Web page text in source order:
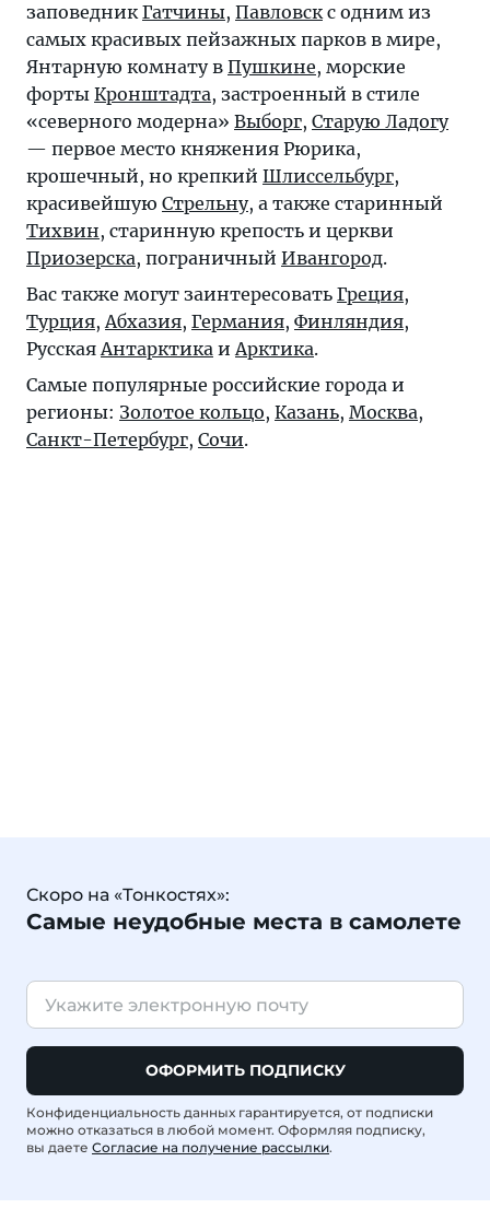
заповедникГатчины, Павловскс одним из
самых красивых пейзажных парков в мире,
Янтарную комнату в Пушкине, морские
форты Кронштадта, застроенный в стиле
«северного модерна» Выборг, Старую Ладогу
— первое место княжения Рюрика,
крошечный, но крепкий Шлиссельбург,
красивейшую Стрельну, а также старинный
Тихвин, старинную крепость и церкви
Приозерска, пограничный Ивангород.
Вас также могут заинтересовать Греция,
Турция,Абхазия, Германия, Финляндия,
РусскаяАнтарктика иАрктика.
Самые популярные российские города и
регионы: Золотое кольцо, Казань, Москва,
Санкт-Петербург, Сочи.
Скоро на «Тонкостях»:
Самые неудобные места в самолете
ОФОРМИТЬ ПОДПИСКУ
Конфиденциальность данных гарантируется, от подписки
можно отказаться в любой момент. Оформляя подписку,
вы даете Согласие на получение рассылки.